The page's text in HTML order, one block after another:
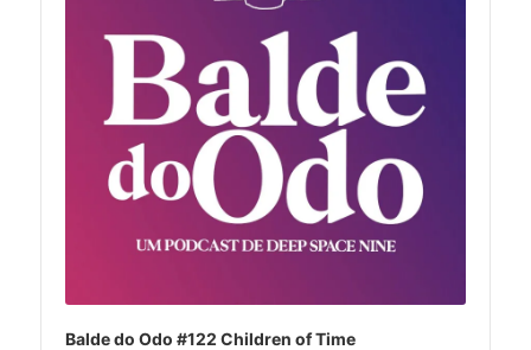
Balde do Odo #122 Children of Time